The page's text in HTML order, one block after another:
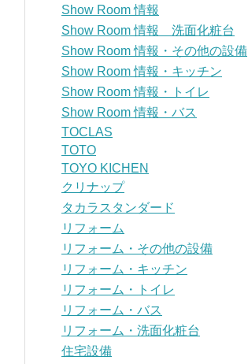
Show Room 情報
Show Room 情報 洗面化粧台
Show Room 情報・その他の設備
Show Room 情報・キッチン
Show Room 情報・トイレ
Show Room 情報・バス
TOCLAS
TOTO
TOYO KICHEN
クリナップ
タカラスタンダード
リフォーム
リフォーム・その他の設備
リフォーム・キッチン
リフォーム・トイレ
リフォーム・バス
リフォーム・洗面化粧台
住宅設備